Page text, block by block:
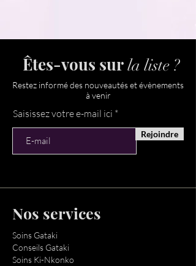
Êtes-vous surla liste ?
Restez informé des nouveautés et évènements
à venir
Saisissez votre e-mail ici
Rejoindre
Nos services
Soins Gataki
Conseils Gataki
Soins Ki-Nkonko